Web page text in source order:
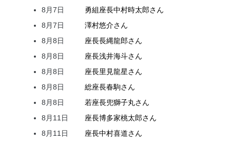
8月7日
勇組座長中村時太郎さん
8月7日
澤村悠介さん
8月8日
座長長縄龍郎さん
8月8日
座長浅井海斗さん
8月8日
座長里見龍星さん
8月8日
総座長春駒さん
8月8日
若座長兜獅子丸さん
8月11日
座長博多家桃太郎さん
8月11日
座長中村喜道さん